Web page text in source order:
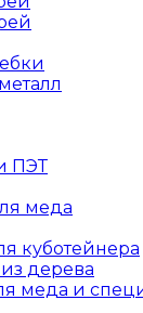
ПЭТ
меда
куботейнера
дерева
меда и